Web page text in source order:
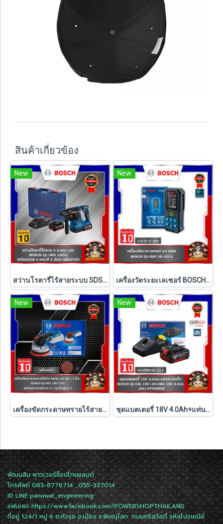
สินค้าเกี่ยวข้อง
New
สว่านโรตารี่ไร้สายระบบ SDS PLUS BOSCH รุ่น GBH 185-LI ครบชุด และ เครื่องเปล่า ( รับประกัน 1 ปี)
New
เครื่องวัดระยะเลเซอร์ BOSCH GLM 50-23 G 50 เมตร
New
เครื่องขัดกระดาษทรายไร้สาย BOSCH รุ่น GEX 18V-125 (เครื่องเปล่า)
New
ชุดแบตเตอรี่ 18V 4.0Ah+แท่นชาร์จเร็ว รุ่น GAL 18V-40+GBA 18V 4.0Ah BOSCH
พัฒนสิน พาวเวอร์ช็อปไทยแลนด์
โทรศัพท์ 083-8776714 , 055-337014
ID LINEpanuwat_engineering
แฟนเพจhttps://www.facebook.com/POWERSHOPTHAILAND
ที่อยู่ 124/1 หมู่ 6 ต.หัวรอ อ.เมือง จ.พิษณุโลก ถนนศรีสวัสดิ์ รหัสไปรษณีย์